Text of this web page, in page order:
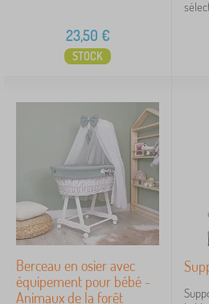
plus élevée que chez les
répondent aux exigences des
machine, mais sans l’utilisation
réduit la capacité d’absorption.
Étiquettes
Groupes
Marques
FILTRATION
23,50 €
STOCK
Berceau en osier avec
équipement pour bébé -
Animaux de la forêt